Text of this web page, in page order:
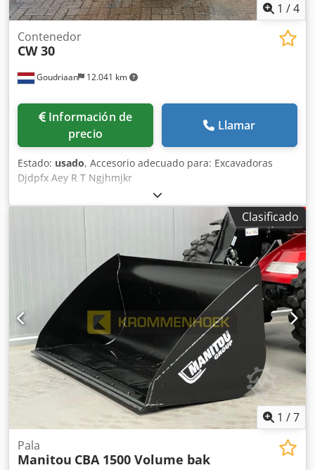
1 /4
Goudriaan 12.041 km
Contenedor
CW 30
Información de
precio
Llamar
Estado: usado, Accesorio adecuado para: Excavadoras
Djdpfx Aey R T Ngjhmjkr
Clasificado
1 /7
Pala
Manitou CBA 1500 Volume bak